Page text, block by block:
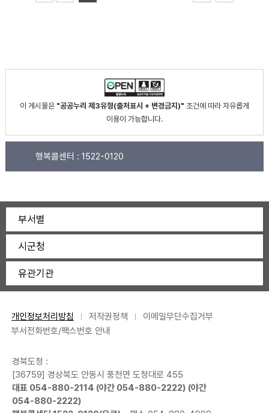
이 게시물은 "공공누리 제3유형(출처표시 + 변경금지)" 조건에 따라 자유롭게
이용이 가능합니다.
행복콜센터 : 1522-0120
부서별
시군청
유관기관
개인정보처리방침 저작권정책
이메일무단수집거부
부서전화번호/팩스번호 안내
경북도청 :
[36759] 경상북도 안동시 풍천면 도청대로 455
대표 054-880-2114 (야간 054-880-2222) (야간
054-880-2222)